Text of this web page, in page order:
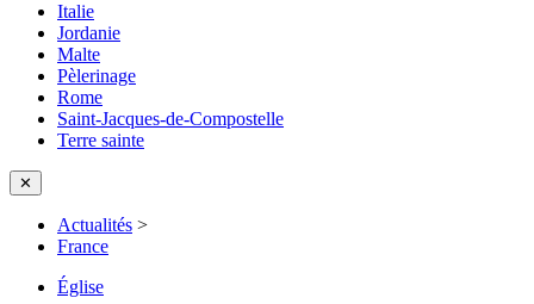
Italie
Jordanie
Malte
Pèlerinage
Rome
Saint-Jacques-de-Compostelle
Terre sainte
✕
Actualités >
France
Église